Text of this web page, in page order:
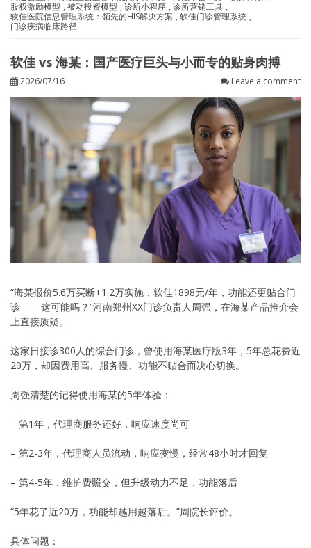
股权激励模型 , 被动投资模型 , 诊所小程序 , 诊所营销工具 ,
软佳医院信息管理系统：领先的HIS解决方案 , 软佳门诊管理系统 ,
门诊疾病临床路径
软佳 vs 海某：国产医疗巨头与小而专的贴身肉搏
2026/07/16 Leave a comment
“海某报价5.6万买断+1.2万实施，软佳1898元/年，功能还更贴合门
诊——这可能吗？”河南郑州XX门诊负责人周强，在海某产品推介会
上直接质疑。
这家日接诊300人的综合门诊，曾使用海某医疗版3年，5年总花费近
20万，却因费用高、服务慢、功能不贴合而决心切换。
周强清楚的记得使用海某的5年体验：
– 第1年，代理商服务还好，响应速度尚可
– 第2-3年，代理商人员流动，响应变慢，经常48小时才回复
– 第4-5年，维护费照交，但升级动力不足，功能落后
“5年花了近20万，功能却越用越落后。”周院长评价。
具体问题：